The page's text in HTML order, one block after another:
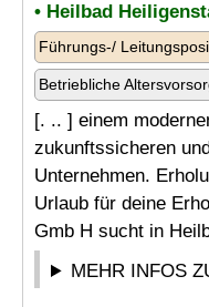
• Heilbad
Führungs-/
Betriebliche
[. .. ] einem
zukunftssicheren
Unternehmen.
Urlaub für deine
Gmb H sucht in
MEHR INFOS